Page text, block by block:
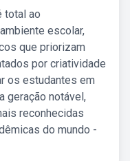
total ao
escolar,
que priorizam
por criatividade
os estudantes em
geração notável,
reconhecidas
do mundo -